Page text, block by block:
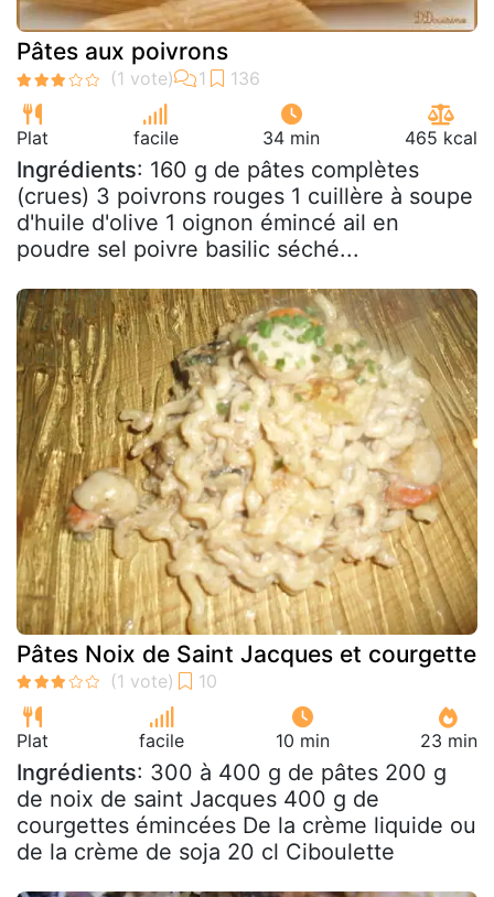
Pâtes aux poivrons
Plat facile 34 min 465 kcal
Ingrédients: 160 g de pâtes complètes
(crues) 3 poivrons rouges 1 cuillère à soupe
d'huile d'olive 1 oignon émincé ail en
poudre sel poivre basilic séché...
Pâtes Noix de Saint Jacques et courgette
Plat facile 10 min 23 min
Ingrédients: 300 à 400 g de pâtes 200 g
de noix de saint Jacques 400 g de
courgettes émincées De la crème liquide ou
de la crème de soja 20 cl Ciboulette